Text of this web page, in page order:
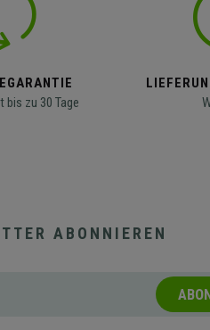
bis zu 30 Tage
ABONNIEREN